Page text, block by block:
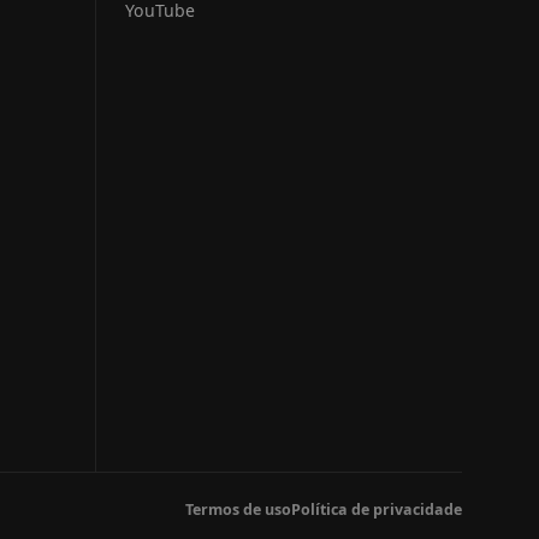
YouTube
Termos de usoPolítica de privacidade